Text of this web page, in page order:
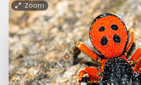
Zoom